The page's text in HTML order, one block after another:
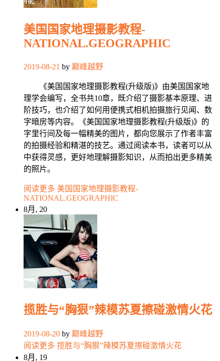
美国国家地理摄影教程-
NATIONAL.GEOGRAPHIC
2019-08-21 by 巅峰越野
《美国国家地理摄影教程(升级版)》由美国国家地
理学会编写，全书共10章，既介绍了摄影基本原理、进
阶技巧，也介绍了如何用便携式相机拍摄旅行见闻、数
字暗房等内容。《美国国家地理摄影教程(升级版)》的
字里行间及每一幅精美的图片，都向您展示了作者丰富
的拍摄经验和精湛的技艺。通过阅读本书，读者可以从
中获得灵感，更好地理解摄影知识，从而拍出更多精美
的照片。
阅读更多 美国国家地理摄影教程-
NATIONAL.GEOGRAPHIC
8月, 20
揽胜与“胸狠”辣模苏夏擦碰激情火花
2019-08-20 by 巅峰越野
阅读更多 揽胜与“胸狠”辣模苏夏擦碰激情火花
8月, 19